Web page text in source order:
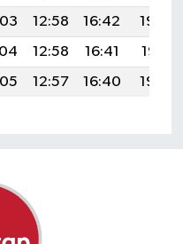
12:58 16:42
19:43
12:58 16:41
19:41
12:57 16:40 19:40